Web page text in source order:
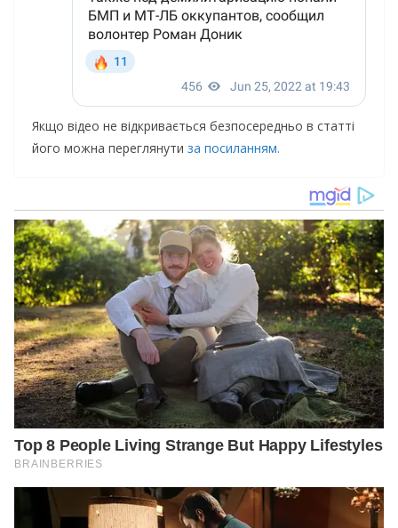
Якщо відео не відкривається безпосередньо в статті
його можна переглянути за посиланням.